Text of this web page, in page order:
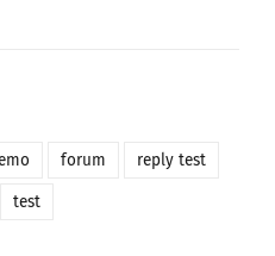
forum reply test
test